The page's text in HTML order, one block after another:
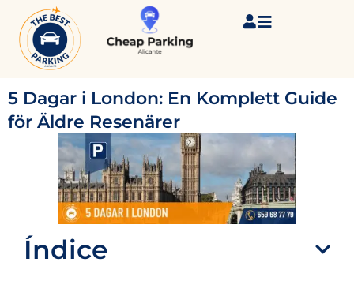
contenido
5 Dagar i London: En Komplett Guide
för Äldre Resenärer
Índice